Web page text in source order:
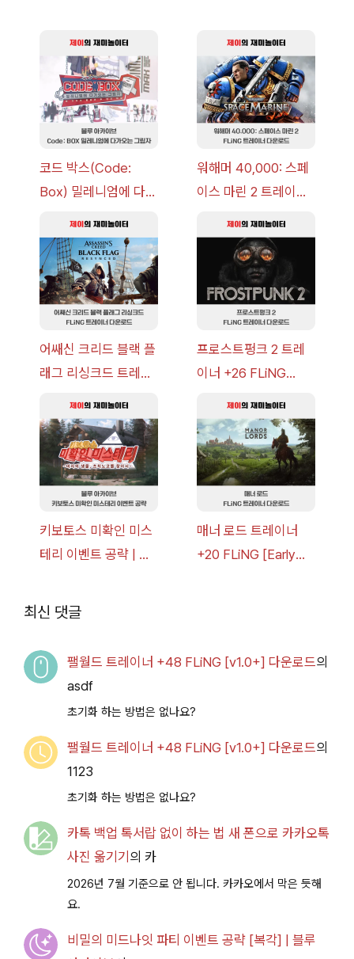
코드 박스(Code:
Box) 밀레니엄에 다가
략 [복각] | 블루 아카
이브
워해머 40,000: 스페
이스 마린 2 트레이너
v14.0+] 다운로드
어쌔신 크리드 블랙 플
래그 리싱크드 트레이
v1.0+] 다운로드
프로스트펑크 2 트레
이너 +26 FLiNG
드
키보토스 미확인 미스
테리 이벤트 공략 | 블
매너 로드 트레이너
+20 FLiNG [Early
최신 댓글
팰월드 트레이너 +48 FLiNG [v1.0+] 다운로드의
asdf
초기화 하는 방법은 없나요?
팰월드 트레이너 +48 FLiNG [v1.0+] 다운로드의
1123
초기화 하는 방법은 없나요?
카톡 백업 톡서랍 없이 하는 법 새 폰으로 카카오톡
사진 옮기기 의 카
2026년 7월 기준으로 안 됩니다. 카카오에서 막은 듯해
요.
비밀의 미드나잇 파티 이벤트 공략 [복각] | 블루